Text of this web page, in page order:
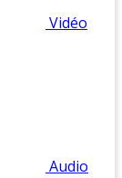
Vidéo
Audio